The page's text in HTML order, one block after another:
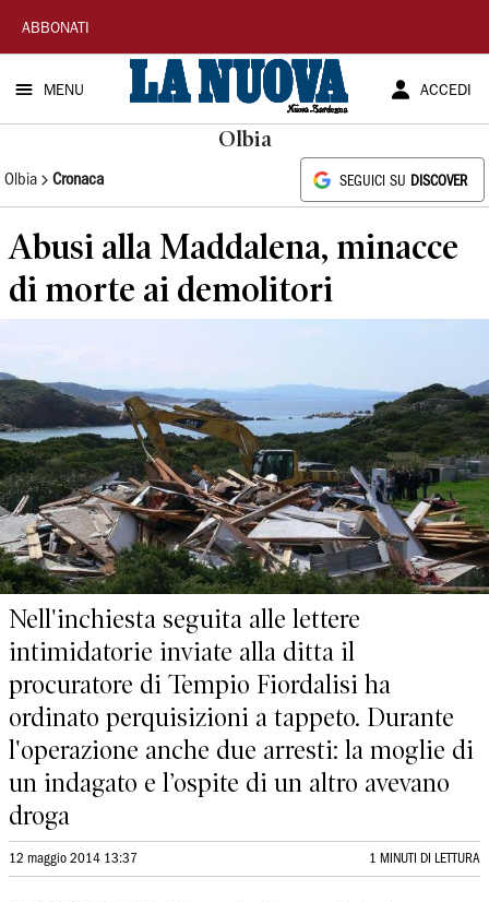
La
Nuova
Sardegna
ABBONATI
MENU ACCEDI
Olbia
Olbia Cronaca SEGUICI SU DISCOVER
Abusi alla Maddalena, minacce
di morte ai demolitori
Nell'inchiesta seguita alle lettere
intimidatorie inviate alla ditta il
procuratore di Tempio Fiordalisi ha
ordinato perquisizioni a tappeto. Durante
l'operazione anche due arresti: la moglie di
un indagato e l’ospite di un altro avevano
droga
12 maggio 2014 13:37 1 MINUTI DI LETTURA